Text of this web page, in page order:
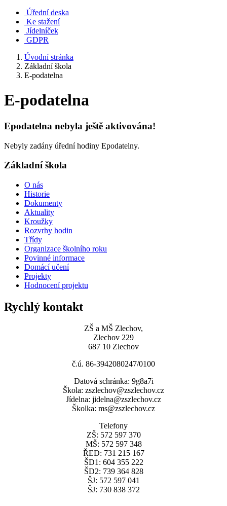
Úřední deska
Ke stažení
Jídelníček
GDPR
Úvodní stránka
Základní škola
E-podatelna
E-podatelna
Epodatelna nebyla ještě aktivována!
Nebyly zadány úřední hodiny Epodatelny.
Základní škola
O nás
Historie
Dokumenty
Aktuality
Kroužky
Rozvrhy hodin
Třídy
Organizace školního roku
Povinné informace
Domácí učení
Projekty
Hodnocení projektu
Rychlý kontakt
ZŠ a MŠ Zlechov,
Zlechov 229
687 10 Zlechov
č.ú. 86-3942080247/0100
Datová schránka: 9g8a7i
Škola: zszlechov@zszlechov.cz
Jídelna: jidelna@zszlechov.cz
Školka: ms@zszlechov.cz
Telefony
ZŠ: 572 597 370
MŠ: 572 597 348
ŘED: 731 215 167
ŠD1: 604 355 222
ŠD2: 739 364 828
ŠJ: 572 597 041
ŠJ: 730 838 372